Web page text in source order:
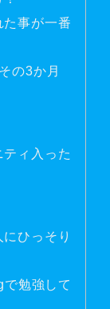
た事が一番
の3か月
ィ入った
ひっそり
勉強して